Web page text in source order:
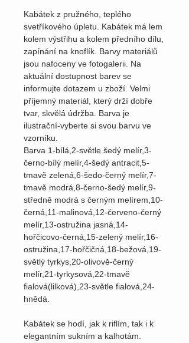
Kabátek z pružného, teplého
svetříkového úpletu. Kabátek má lem
kolem výstřihu a kolem předního dílu,
zapínání na knoflík. Barvy materiálů
jsou nafoceny ve fotogalerii. Na
aktuální dostupnost barev se
informujte dotazem u zboží. Velmi
příjemný materiál, který drží dobře
tvar, skvělá údržba. Barva je
ilustrační-vyberte si svou barvu ve
vzorníku.
Barva 1-bílá,2-světle šedý melír,3-
černo-bílý melír,4-šedý antracit,5-
tmavě zelená,6-šedo-černý melír,7-
tmavě modrá,8-černo-šedý melír,9-
středně modrá s černým melírem,10-
černá,11-malinová,12-červeno-černý
melír,13-ostružina jasná,14-
hořčicovo-černá,15-zelený melír,16-
ostružina,17-hořčičná,18-bežová,19-
světlý tyrkys,20-olivově-černý
melír,21-tyrkysová,22-tmavě
fialová(lilková),23-světle fialová,24-
hnědá.
Kabátek se hodí, jak k riflím, tak i k
elegantním sukním a kalhotám.